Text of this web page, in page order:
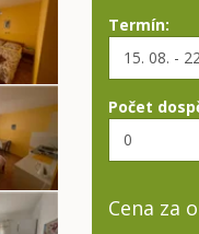
Termín:
Počet
Cena za